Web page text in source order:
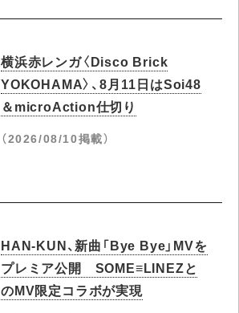
横浜赤レンガ〈Disco Brick
YOKOHAMA〉、8月11日はSoi48
＆microAction仕切り
（2026/08/10掲載）
HAN-KUN、新曲「Bye Bye」MVを
プレミア公開 SOME≡LINEZと
のMV限定コラボが実現